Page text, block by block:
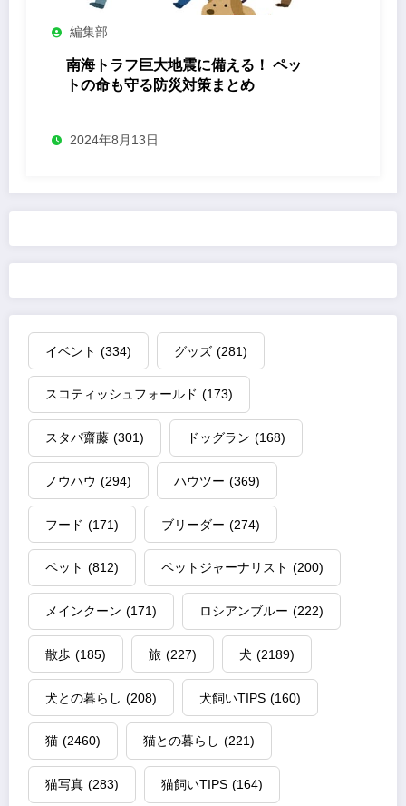
編集部
南海トラフ巨大地震に備える！ ペッ
トの命も守る防災対策まとめ
2024年8月13日
イベント (334) グッズ (281)
スコティッシュフォールド (173)
スタパ齋藤 (301) ドッグラン (168)
ノウハウ (294) ハウツー (369)
フード (171) ブリーダー (274)
ペット (812) ペットジャーナリスト (200)
メインクーン (171) ロシアンブルー (222)
散歩 (185) 旅 (227) 犬 (2189)
犬との暮らし (208) 犬飼いTIPS (160)
猫 (2460) 猫との暮らし (221)
猫写真 (283) 猫飼いTIPS (164)